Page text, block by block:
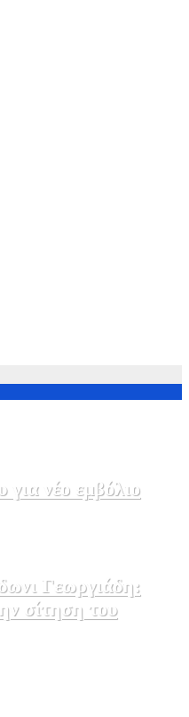
νέο εμβόλιο
Γεωργιάδη:
σίτηση του